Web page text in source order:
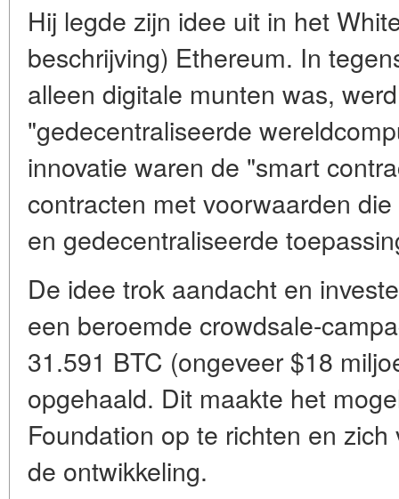
Hij legde zijn idee uit in het
beschrijving) Ethereum. In
alleen digitale munten was,
"gedecentraliseerde
innovatie waren de "smart
contracten met voorwaarden
en gedecentraliseerde
De idee trok aandacht en
een beroemde crowdsale-
31.591 BTC (ongeveer $18
opgehaald. Dit maakte het
Foundation op te richten en
de ontwikkeling.